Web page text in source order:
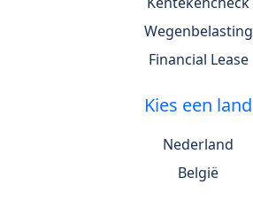
Wegenbelasting
Financial Lease
Kies een land
Nederland
België